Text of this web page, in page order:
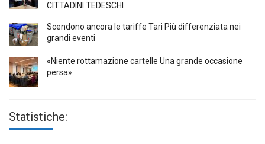
CITTADINI TEDESCHI
Scendono ancora le tariffe Tari Più differenziata nei
grandi eventi
«Niente rottamazione cartelle Una grande occasione
persa»
Statistiche: